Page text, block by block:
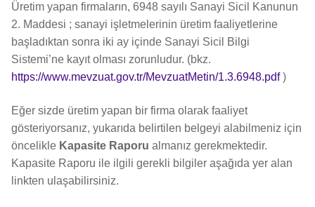
Üretim yapan firmaların, 6948 sayılı Sanayi Sicil Kanunun
2. Maddesi ; sanayi işletmelerinin üretim faaliyetlerine
başladıktan sonra iki ay içinde Sanayi Sicil Bilgi
Sistemi’ne kayıt olması zorunludur. (bkz.
https://www.mevzuat.gov.tr/MevzuatMetin/1.3.6948.pdf)
Eğer sizde üretim yapan bir firma olarak faaliyet
gösteriyorsanız, yukarıda belirtilen belgeyi alabilmeniz için
öncelikle Kapasite Raporu almanız gerekmektedir.
Kapasite Raporu ile ilgili gerekli bilgiler aşağıda yer alan
linkten ulaşabilirsiniz.